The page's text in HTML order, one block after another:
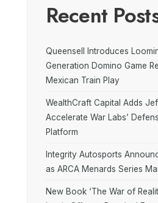
Recent
Queensell Introduces
Generation Domino Game
Mexican Train Play
WealthCraft Capital Adds
Accelerate War Labs’
Platform
Integrity Autosports
as ARCA Menards Series
New Book ‘The War of